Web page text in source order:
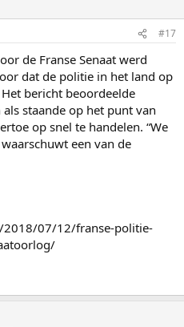
#17
de Franse Senaat werd
dat de politie in het land op
bericht beoordeelde
staande op het punt van
op snel te handelen. “We
een van de
07/12/franse-politie-